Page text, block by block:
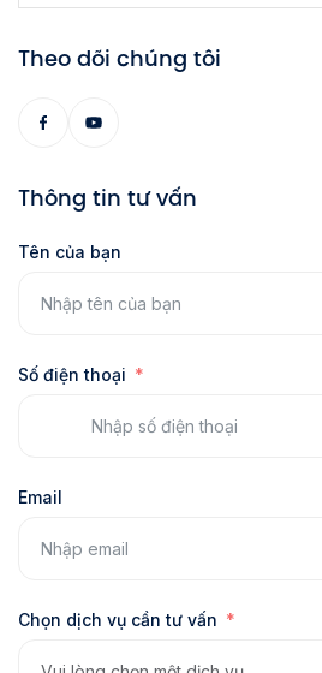
Theo dõi chúng tôi
Thông tin tư vấn
Tên của bạn
Số điện thoại
Email
Chọn dịch vụ cần tư vấn